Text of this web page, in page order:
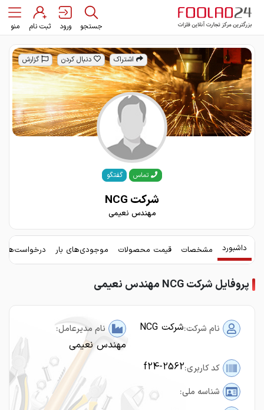
جستجو ورود ثبت نام منو
اشتراک دنبال کردن گزارش
تماس گفتگو
شرکت NCG
مهندس نعیمی
داشبورد مشخصات قیمت محصولات موجودی‌های بار
پروفایل شرکت NCG مهندس نعیمی
نام شرکت:شرکت NCG نام مدیرعامل:
مهندس نعیمی
کد کاربری:f24-2562
شناسه ملی: